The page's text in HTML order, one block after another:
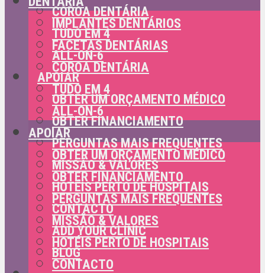
COROA DENTÁRIA
TUDO EM 4
ALL-ON-6
APOIAR
OBTER UM ORÇAMENTO MÉDICO
OBTER FINANCIAMENTO
PERGUNTAS MAIS FREQUENTES
MISSÃO & VALORES
HOTÉIS PERTO DE HOSPITAIS
CONTACTO
ADD YOUR CLINIC
BLOG
IMPLANTES DENTÁRIOS
FACETAS DENTÁRIAS
COROA DENTÁRIA
TUDO EM 4
ALL-ON-6
APOIAR
OBTER UM ORÇAMENTO MÉDICO
OBTER FINANCIAMENTO
PERGUNTAS MAIS FREQUENTES
MISSÃO & VALORES
HOTÉIS PERTO DE HOSPITAIS
CONTACTO